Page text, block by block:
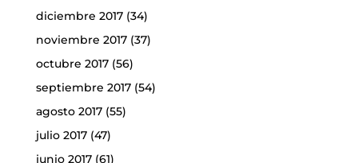
diciembre 2017(34)
noviembre 2017(37)
octubre 2017(56)
septiembre 2017(54)
agosto 2017(55)
julio 2017(47)
junio 2017(61)